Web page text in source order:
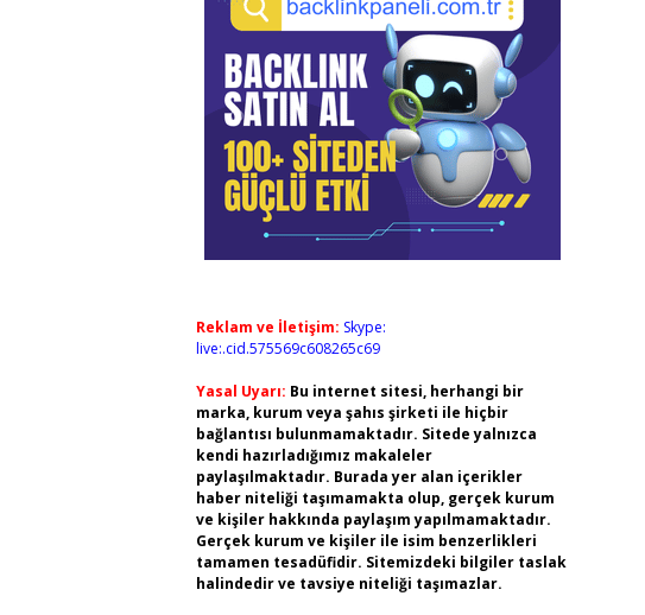
Reklam ve İletişim: Skype:
live:.cid.575569c608265c69
Yasal Uyarı: Bu internet sitesi, herhangi bir
marka, kurum veya şahıs şirketi ile hiçbir
bağlantısı bulunmamaktadır. Sitede yalnızca
kendi hazırladığımız makaleler
paylaşılmaktadır. Burada yer alan içerikler
haber niteliği taşımamakta olup, gerçek kurum
ve kişiler hakkında paylaşım yapılmamaktadır.
Gerçek kurum ve kişiler ile isim benzerlikleri
tamamen tesadüfidir. Sitemizdeki bilgiler taslak
halindedir ve tavsiye niteliği taşımazlar.